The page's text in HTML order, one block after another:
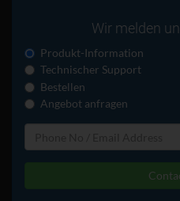
Wir melden
Produkt-Information
Technischer Support
Bestellen
Angebot anfragen